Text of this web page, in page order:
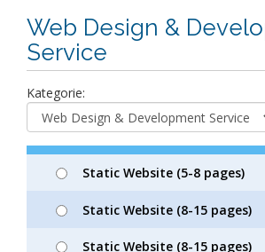
Web Design &
Service
Kategorie:
Static Website (5-8 pages)
Static Website (8-15 pages)
Static Website (8-15 pages)